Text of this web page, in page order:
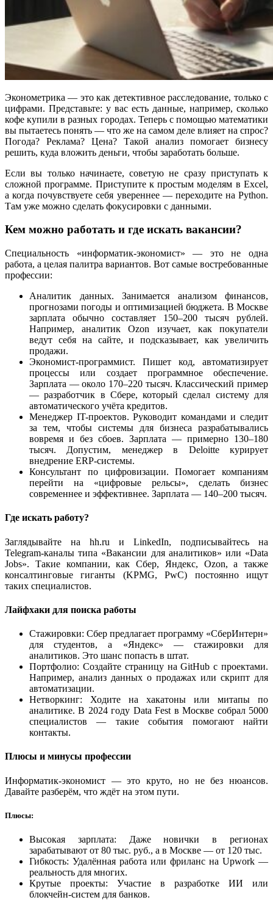
Эконометрика — это как детективное расследование, только с
цифрами. Представьте: у вас есть данные, например, сколько
кофе купили в разных городах. Теперь с помощью математики
вы пытаетесь понять — что же на самом деле влияет на спрос?
Погода? Реклама? Цена? Такой анализ помогает бизнесу
решить, куда вложить деньги, чтобы заработать больше.
Если вы только начинаете, советую не сразу приступать к
сложной программе. Приступите к простым моделям в Excel,
а когда почувствуете себя увереннее — переходите на Python.
Там уже можно сделать фокусировки с данными.
Кем можно работать и где искать вакансии?
Специальность «информатик-экономист» — это не одна
работа, а целая палитра вариантов. Вот самые востребованные
профессии:
Аналитик данных. Занимается анализом финансов,
прогнозами погоды и оптимизацией бюджета. В Москве
зарплата обычно составляет 150–200 тысяч рублей.
Например, аналитик Ozon изучает, как покупатели
ведут себя на сайте, и подсказывает, как увеличить
продажи.
Экономист-программист. Пишет код, автоматизирует
процессы или создает программное обеспечение.
Зарплата — около 170–220 тысяч. Классический пример
— разработчик в Сбере, который сделал систему для
автоматического учёта кредитов.
Менеджер IT-проектов. Руководит командами и следит
за тем, чтобы системы для бизнеса разрабатывались
вовремя и без сбоев. Зарплата — примерно 130–180
тысяч. Допустим, менеджер в Deloitte курирует
внедрение ERP-системы.
Консультант по цифровизации. Помогает компаниям
перейти на «цифровые рельсы», сделать бизнес
современнее и эффективнее. Зарплата — 140–200 тысяч.
Где искать работу?
Заглядывайте на hh.ru и LinkedIn, подписывайтесь на
Telegram-каналы типа «Вакансии для аналитиков» или «Data
Jobs». Такие компании, как Сбер, Яндекс, Ozon, а также
консалтинговые гиганты (KPMG, PwC) постоянно ищут
таких специалистов.
Лайфхаки для поиска работы
Стажировки: Сбер предлагает программу «СберИнтерн»
для студентов, а «Яндекс» — стажировки для
аналитиков. Это шанс попасть в штат.
Портфолио: Создайте страницу на GitHub с проектами.
Например, анализ данных о продажах или скрипт для
автоматизации.
Нетворкинг: Ходите на хакатоны или митапы по
аналитике. В 2024 году Data Fest в Москве собрал 5000
специалистов — такие события помогают найти
контакты.
Плюсы и минусы профессии
Информатик-экономист — это круто, но не без нюансов.
Давайте разберём, что ждёт на этом пути.
Плюсы:
Высокая зарплата: Даже новички в регионах
зарабатывают от 80 тыс. руб., а в Москве — от 120 тыс.
Гибкость: Удалённая работа или фриланс на Upwork —
реальность для многих.
Крутые проекты: Участие в разработке ИИ или
блокчейн-систем для банков.